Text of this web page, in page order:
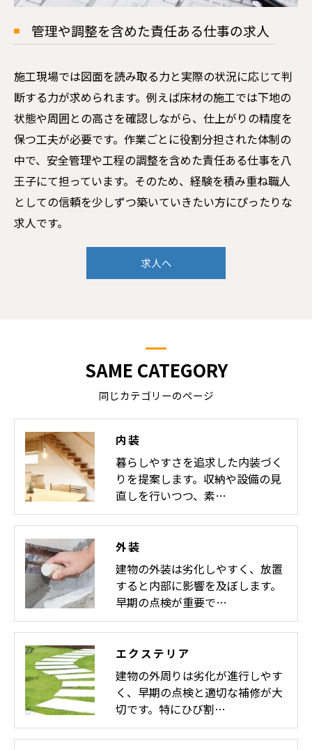
管理や調整を含めた責任ある仕事の求人
施工現場では図面を読み取る力と実際の状況に応じて判
断する力が求められます。例えば床材の施工では下地の
状態や周囲との高さを確認しながら、仕上がりの精度を
保つ工夫が必要です。作業ごとに役割分担された体制の
中で、安全管理や工程の調整を含めた責任ある仕事を八
王子にて担っています。そのため、経験を積み重ね職人
としての信頼を少しずつ築いていきたい方にぴったりな
求人です。
求人へ
同じカテゴリーのページ
SAME CATEGORY
内装
暮らしやすさを追求した内装づく
りを提案します。収納や設備の見
直しを行いつつ、素…
外装
建物の外装は劣化しやすく、放置
すると内部に影響を及ぼします。
早期の点検が重要で…
エクステリア
建物の外周りは劣化が進行しやす
く、早期の点検と適切な補修が大
切です。特にひび割…